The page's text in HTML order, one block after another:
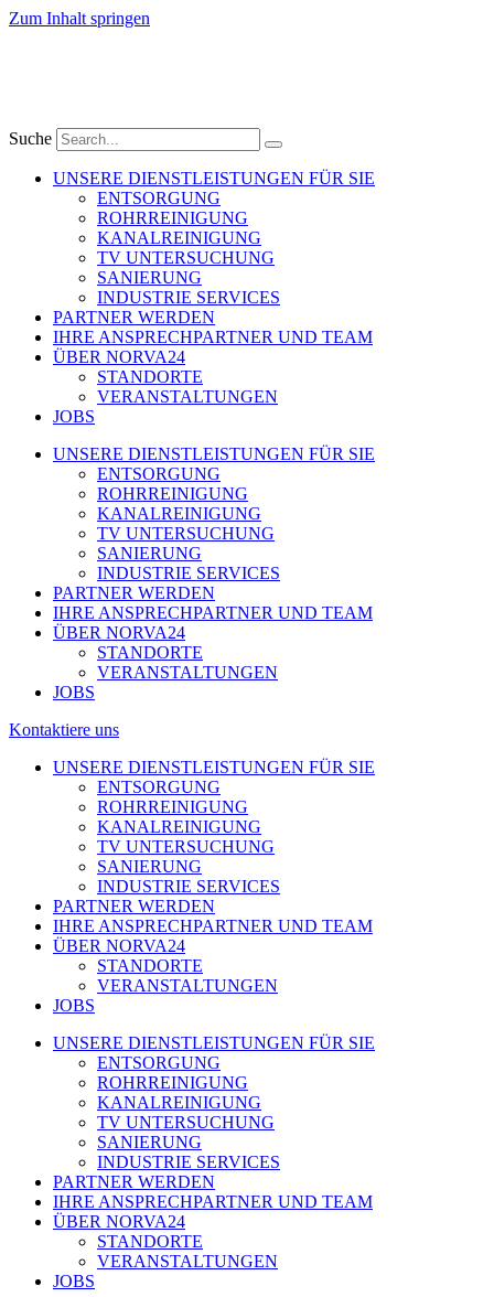
Zum Inhalt springen
Suche
UNSERE DIENSTLEISTUNGEN FÜR SIE
ENTSORGUNG
ROHRREINIGUNG
KANALREINIGUNG
TV UNTERSUCHUNG
SANIERUNG
INDUSTRIE SERVICES
PARTNER WERDEN
IHRE ANSPRECHPARTNER UND TEAM
ÜBER NORVA24
STANDORTE
VERANSTALTUNGEN
JOBS
UNSERE DIENSTLEISTUNGEN FÜR SIE
ENTSORGUNG
ROHRREINIGUNG
KANALREINIGUNG
TV UNTERSUCHUNG
SANIERUNG
INDUSTRIE SERVICES
PARTNER WERDEN
IHRE ANSPRECHPARTNER UND TEAM
ÜBER NORVA24
STANDORTE
VERANSTALTUNGEN
JOBS
Kontaktiere uns
UNSERE DIENSTLEISTUNGEN FÜR SIE
ENTSORGUNG
ROHRREINIGUNG
KANALREINIGUNG
TV UNTERSUCHUNG
SANIERUNG
INDUSTRIE SERVICES
PARTNER WERDEN
IHRE ANSPRECHPARTNER UND TEAM
ÜBER NORVA24
STANDORTE
VERANSTALTUNGEN
JOBS
UNSERE DIENSTLEISTUNGEN FÜR SIE
ENTSORGUNG
ROHRREINIGUNG
KANALREINIGUNG
TV UNTERSUCHUNG
SANIERUNG
INDUSTRIE SERVICES
PARTNER WERDEN
IHRE ANSPRECHPARTNER UND TEAM
ÜBER NORVA24
STANDORTE
VERANSTALTUNGEN
JOBS